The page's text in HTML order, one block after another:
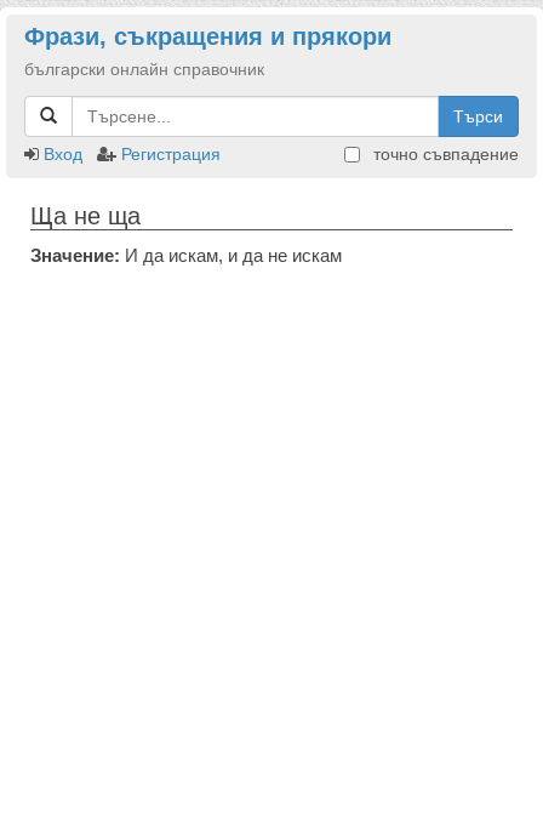
Фрази, съкращения и прякори
български онлайн справочник
Търси
Вход
Регистрация точно съвпадение
Ща не ща
Значение: И да искам, и да не искам